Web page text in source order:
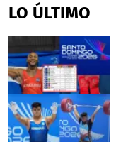
LO ÚLTIMO